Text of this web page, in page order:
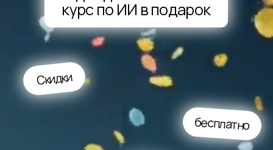
Скидки
бесплатно
Введите свои данные,
чтобы получить